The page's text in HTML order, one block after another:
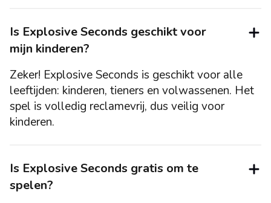
Is Explosive Seconds geschikt voor
mijn kinderen?
Zeker! Explosive Seconds is geschikt voor alle
leeftijden: kinderen, tieners en volwassenen. Het
spel is volledig reclamevrij, dus veilig voor
kinderen.
Is Explosive Seconds gratis om te
spelen?